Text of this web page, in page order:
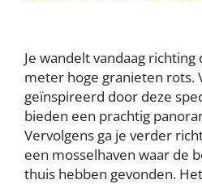
Je wandelt vandaag
meter hoge granieten rots.
geïnspireerd door deze
bieden een prachtig
Vervolgens ga je verder
een mosselhaven waar de
thuis hebben gevonden.